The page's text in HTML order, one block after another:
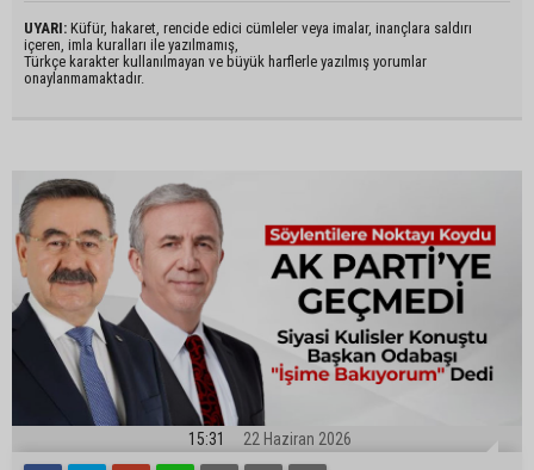
UYARI: Küfür, hakaret, rencide edici cümleler veya imalar, inançlara saldırı
içeren, imla kuralları ile yazılmamış,
Türkçe karakter kullanılmayan ve büyük harflerle yazılmış yorumlar
onaylanmamaktadır.
15:31 22 Haziran 2026